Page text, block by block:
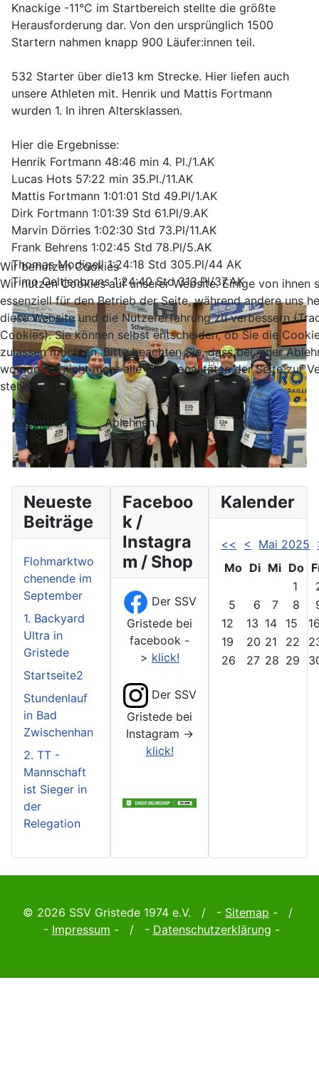
Knackige -11°C im Startbereich stellte die größte
Herausforderung dar. Von den ursprünglich 1500
Startern nahmen knapp 900 Läufer:innen teil.
532 Starter über die13 km Strecke. Hier liefen auch
unsere Athleten mit. Henrik und Mattis Fortmann
wurden 1. In ihren Altersklassen.
Hier die Ergebnisse:
Henrik Fortmann 48:46 min 4. Pl./1.AK
Lucas Hots 57:22 min 35.Pl./11.AK
Mattis Fortmann 1:01:01 Std 49.Pl/1.AK
Dirk Fortmann 1:01:39 Std 61.Pl/9.AK
Marvin Dörries 1:02:30 Std 73.Pl/11.AK
Frank Behrens 1:02:45 Std 78.Pl/5.AK
Thomas Modigell 1:24:18 Std 305.Pl/44 AK
Timo Oeltjenbruns 1:24:40 Std 313.Pl/37.AK
Neueste
Beiträge
Flohmarktwo
chenende im
September
1. Backyard
Ultra in
Gristede
Startseite2
Stundenlauf
in Bad
Zwischenhan
2. TT -
Mannschaft
ist Sieger in
der
Relegation
Faceboo
k /
Instagra
m / Shop
Der SSV
Gristede bei
facebook -
> klick!
Der SSV
Gristede bei
Instagram ->
klick!
Kalender
<< < Mai 2025
Mo Di Mi Do
1
5
6 7 8
12
13 14 15
19
20 21 22
26
27 28 29
© 2026 SSV Gristede 1974 e.V. / - Sitemap - /
- Impressum - / - Datenschutzerklärung -
Wir benutzen Cookies
Wir nutzen Cookies auf unserer Website. Einige von ihnen
essenziell für den Betrieb der Seite, während andere uns
diese Website und die Nutzererfahrung zu verbessern
Cookies). Sie können selbst entscheiden, ob Sie die
zulassen möchten. Bitte beachten Sie, dass bei einer
womöglich nicht mehr alle Funktionalitäten der Seite zur
stehen.
Akzeptieren Ablehnen